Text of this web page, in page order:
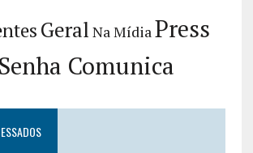
Geral Na MídiaPress
Senha Comunica